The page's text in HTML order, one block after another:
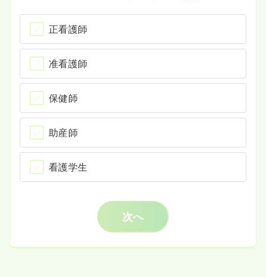
正看護師
准看護師
保健師
助産師
看護学生
次へ